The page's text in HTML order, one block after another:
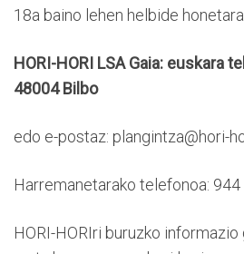
18a baino lehen helbide
HORI-HORI LSA Gaia: euskara
48004 Bilbo
edo e-postaz: plangintza@hori-
Harremanetarako telefonoa:
HORI-HORIri buruzko